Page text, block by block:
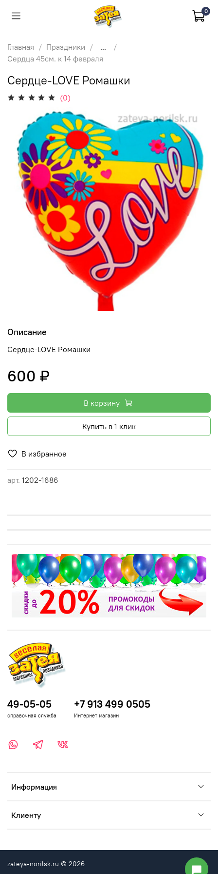
0
Главная Праздники
...
Сердца 45см. к 14 февраля
Сердце-LOVE Ромашки
(0)
В избранное
арт. 1202-1686
Описание
Сердце-LOVE Ромашки
600 ₽
В корзину
Купить в 1 клик
Информация
Клиенту
49-05-05
справочная служба
+7 913 499 0505
Интернет магазин
zateya-norilsk.ru © 2026